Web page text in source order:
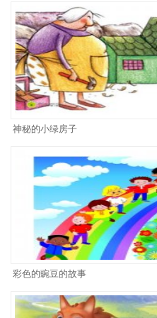
神秘的小绿房子
彩色的豌豆的故事